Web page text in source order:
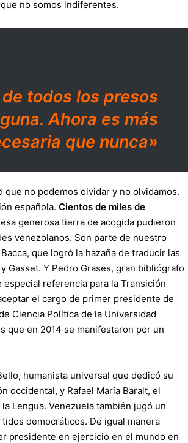
no somos indiferentes.
todos los presos
Ahora es más
que nunca»
no podemos olvidar y no olvidamos.
española. Cientos de miles de
esa generosa tierra de acogida pudieron
venezolanos. Son parte de nuestro
que logró la hazaña de traducir las
Gasset. Y Pedro Grases, gran bibliógrafo
referencia para la Transición
el cargo de primer presidente de
Ciencia Política de la Universidad
que en 2014 se manifestaron por un
humanista universal que dedicó su
occidental, y Rafael María Baralt, el
Lengua. Venezuela también jugó un
democráticos. De igual manera
presidente en ejercicio en el mundo en